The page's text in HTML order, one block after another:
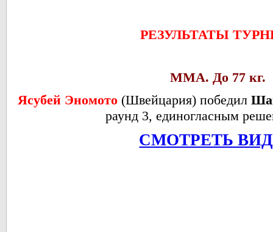
РЕЗУЛЬТАТЫ
ММА. До 77 кг.
Ясубей Эномото (Швейцария) победил
раунд 3, единогласным
СМОТРЕТЬ